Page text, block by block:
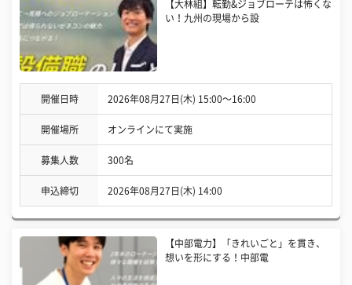
【大林組】転勤&ジョブローテは怖くな
い！九州の現場から設
開催日時 2026年08月27日(木) 15:00〜16:00
開催場所 オンラインにて実施
募集人数 300名
申込締切 2026年08月27日(木) 14:00
【中部電力】「きれいごと」を貫き、
想いを形にする！中部電